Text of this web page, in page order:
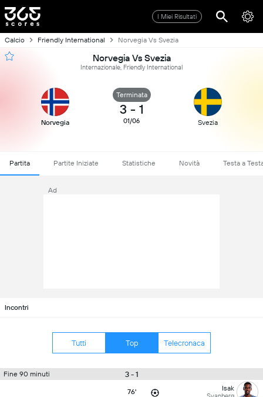
I Miei Risultati
Calcio Friendly International Norvegia Vs Svezia
Norvegia Vs Svezia
Internazionale, Friendly International
Norvegia
Terminata
3 - 1
01/06 Svezia
Partita Partite Iniziate Statistiche Novità Testa a
Ad
Incontri
Tutti Top Telecronaca
Fine 90 minuti 3 - 1
76' Isak